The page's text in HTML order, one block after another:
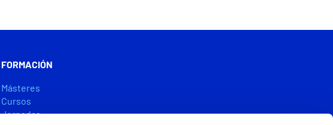
FORMACIÓN
Másteres
Cursos
Jornadas